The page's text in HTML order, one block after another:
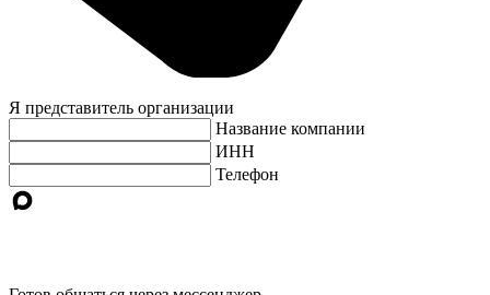
Я представитель организации
Название компании
ИНН
Телефон